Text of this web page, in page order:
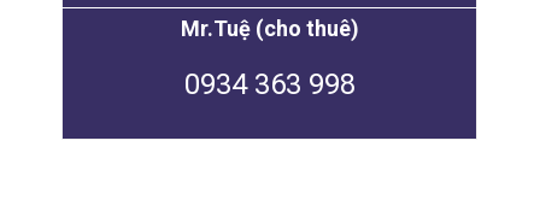
Mr.Tuệ (cho thuê)
0934 363 998